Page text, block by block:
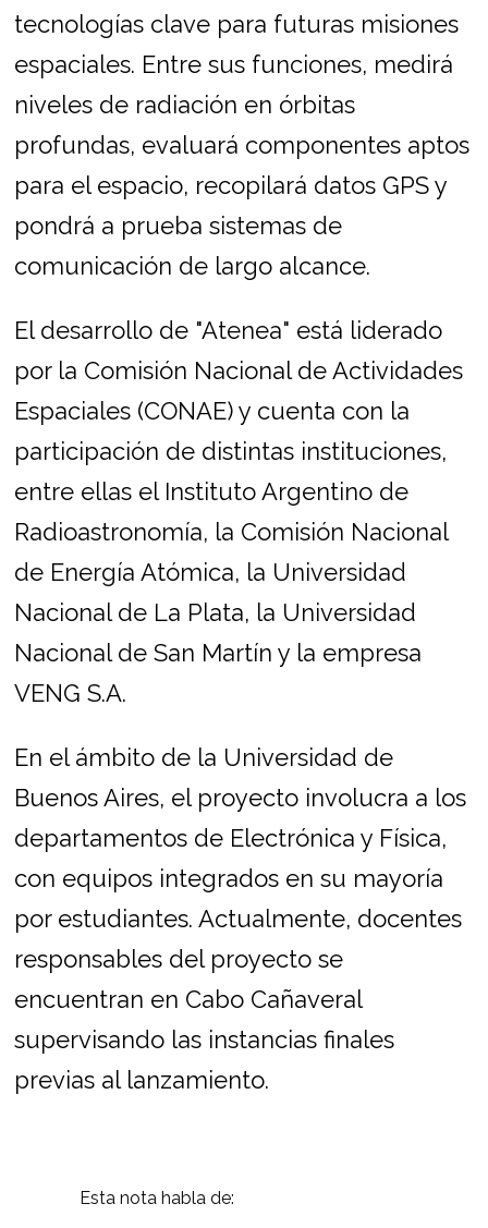
tecnologías clave para futuras misiones
espaciales. Entre sus funciones, medirá
niveles de radiación en órbitas
profundas, evaluará componentes aptos
para el espacio, recopilará datos GPS y
pondrá a prueba sistemas de
comunicación de largo alcance.
El desarrollo de "Atenea" está liderado
por la Comisión Nacional de Actividades
Espaciales (CONAE) y cuenta con la
participación de distintas instituciones,
entre ellas el Instituto Argentino de
Radioastronomía, la Comisión Nacional
de Energía Atómica, la Universidad
Nacional de La Plata, la Universidad
Nacional de San Martín y la empresa
VENG S.A.
En el ámbito de la Universidad de
Buenos Aires, el proyecto involucra a los
departamentos de Electrónica y Física,
con equipos integrados en su mayoría
por estudiantes. Actualmente, docentes
responsables del proyecto se
encuentran en Cabo Cañaveral
supervisando las instancias finales
previas al lanzamiento.
Esta nota habla de: